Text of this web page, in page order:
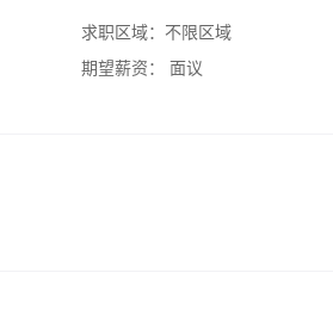
求职区域： 不限区域
期望薪资：
面议